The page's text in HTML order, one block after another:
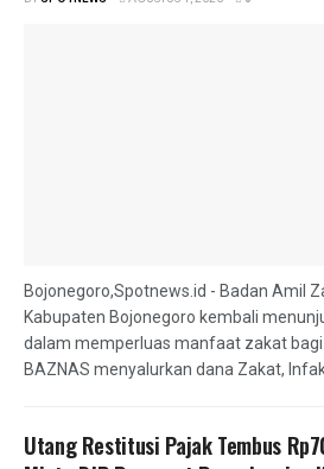
Bojonegoro,Spotnews.id - Badan Amil
Kabupaten Bojonegoro kembali
dalam memperluas manfaat zakat bagi
BAZNAS menyalurkan dana Zakat,
Utang Restitusi Pajak Tembus